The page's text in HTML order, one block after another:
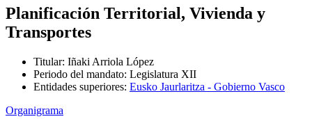
Planificación Territorial, Vivienda y
Transportes
Titular: Iñaki Arriola López
Periodo del mandato: Legislatura XII
Entidades superiores: Eusko Jaurlaritza - Gobierno Vasco
Organigrama